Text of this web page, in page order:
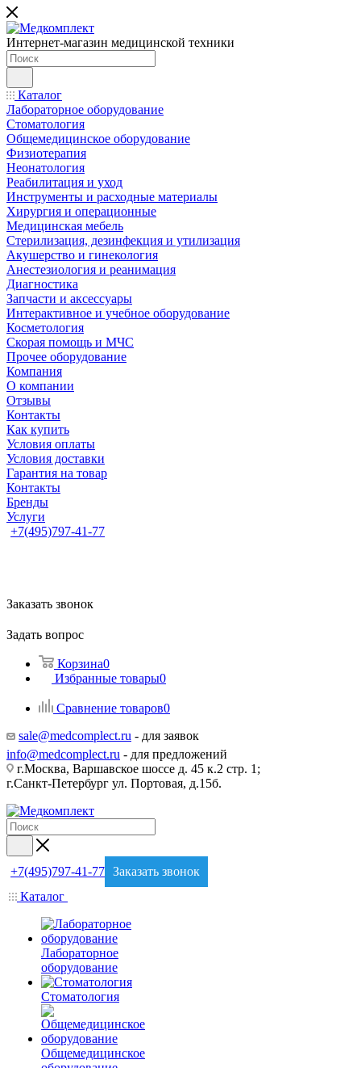
Интернет-магазин медицинской техники
Каталог
Лабораторное оборудование
Стоматология
Общемедицинское оборудование
Физиотерапия
Неонатология
Реабилитация и уход
Инструменты и расходные материалы
Хирургия и операционные
Медицинская мебель
Стерилизация, дезинфекция и утилизация
Акушерство и гинекология
Анестезиология и реанимация
Диагностика
Запчасти и аксессуары
Интерактивное и учебное оборудование
Косметология
Скорая помощь и МЧС
Прочее оборудование
Компания
О компании
Отзывы
Контакты
Как купить
Условия оплаты
Условия доставки
Гарантия на товар
Контакты
Бренды
Услуги
+7(495)797-41-77
Заказать звонок
Задать вопрос
Корзина0
Избранные товары0
Сравнение товаров0
sale@medcomplect.ru - для заявок
info@medcomplect.ru - для предложений
г.Москва, Варшавское шоссе д. 45 к.2 стр. 1;
г.Санкт-Петербург ул. Портовая, д.15б.
+7(495)797-41-77 Заказать звонок
Каталог
Лабораторное
оборудование
Стоматология
Общемедицинское